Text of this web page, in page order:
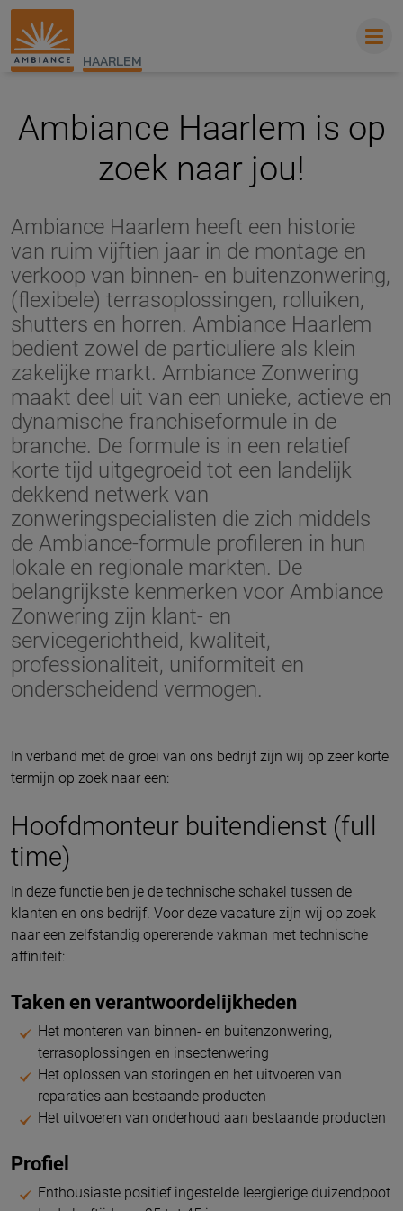
HAARLEM
Ambiance Haarlem is op
zoek naar jou!
Ambiance Haarlem heeft een historie
van ruim vijftien jaar in de montage en
verkoop van binnen- en buitenzonwering,
(flexibele) terrasoplossingen, rolluiken,
shutters en horren. Ambiance Haarlem
bedient zowel de particuliere als klein
zakelijke markt. Ambiance Zonwering
maakt deel uit van een unieke, actieve en
dynamische franchiseformule in de
branche. De formule is in een relatief
korte tijd uitgegroeid tot een landelijk
dekkend netwerk van
zonweringspecialisten die zich middels
de Ambiance-formule profileren in hun
lokale en regionale markten. De
belangrijkste kenmerken voor Ambiance
Zonwering zijn klant- en
servicegerichtheid, kwaliteit,
professionaliteit, uniformiteit en
onderscheidend vermogen.
In verband met de groei van ons bedrijf zijn wij op zeer korte
termijn op zoek naar een:
Hoofdmonteur buitendienst (full
time)
In deze functie ben je de technische schakel tussen de
klanten en ons bedrijf. Voor deze vacature zijn wij op zoek
naar een zelfstandig opererende vakman met technische
affiniteit:
Taken en verantwoordelijkheden
Het monteren van binnen- en buitenzonwering,
terrasoplossingen en insectenwering
Het oplossen van storingen en het uitvoeren van
reparaties aan bestaande producten
Het uitvoeren van onderhoud aan bestaande producten
Profiel
Enthousiaste positief ingestelde leergierige duizendpoot